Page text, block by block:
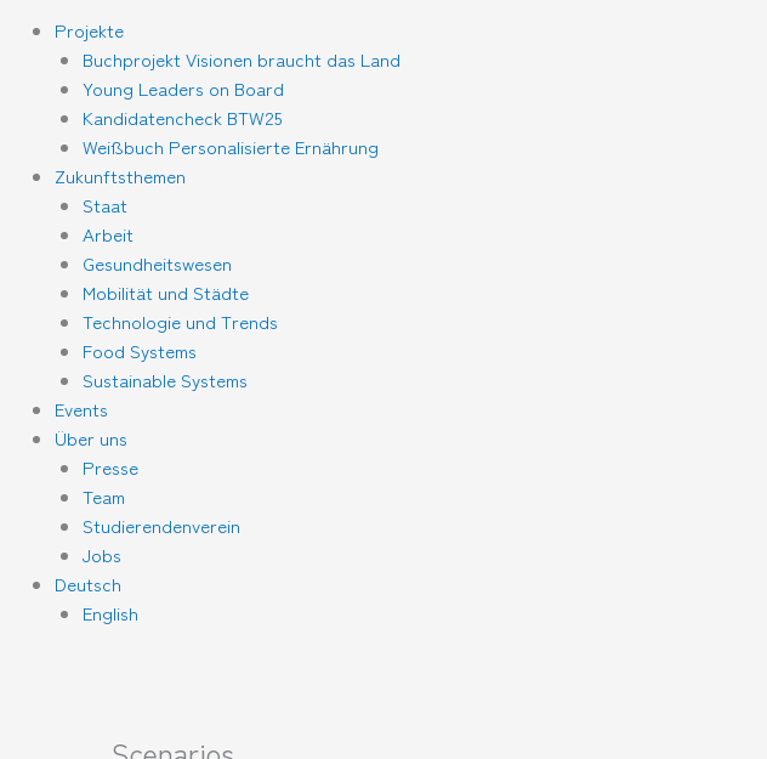
Projekte
Buchprojekt Visionen braucht das Land
Young Leaders on Board
Kandidatencheck BTW25
Weißbuch Personalisierte Ernährung
Zukunftsthemen
Staat
Arbeit
Gesundheitswesen
Mobilität und Städte
Technologie und Trends
Food Systems
Sustainable Systems
Events
Über uns
Presse
Team
Studierendenverein
Jobs
Deutsch
English
Veranstaltungen